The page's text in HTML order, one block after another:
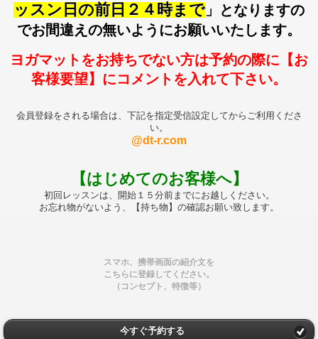
ッスン日の前日２４時まで」となりますの
でお間違えの無いようにお願いいたします。
ヨガマットをお持ちでない方は予約の際に【お
客様要望】にコメントを入れて下さい。
会員登録をされる場合は、下記を指定受信設定してからご利用くださ
い。
@dt-r.com
【はじめてのお客様へ】
初回レッスンは、開始１５分前までにお越しください。
お忘れ物がないよう、【持ち物】の確認お願い致します。
スマホ、携帯画面の紹介文を
こちらに登録してください。
（コンセプト、特徴等）
今すぐ予約する